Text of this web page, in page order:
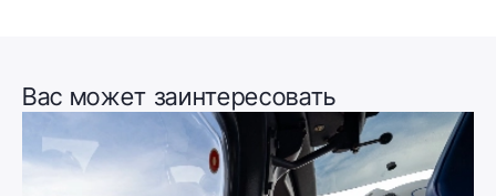
Вас может заинтересовать